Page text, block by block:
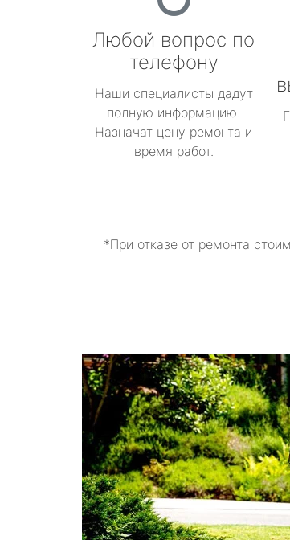
Любой вопрос по
телефону
Наши специалисты дадут
полную информацию.
Назначат цену ремонта и
время работ.
*При отказе от ремонта